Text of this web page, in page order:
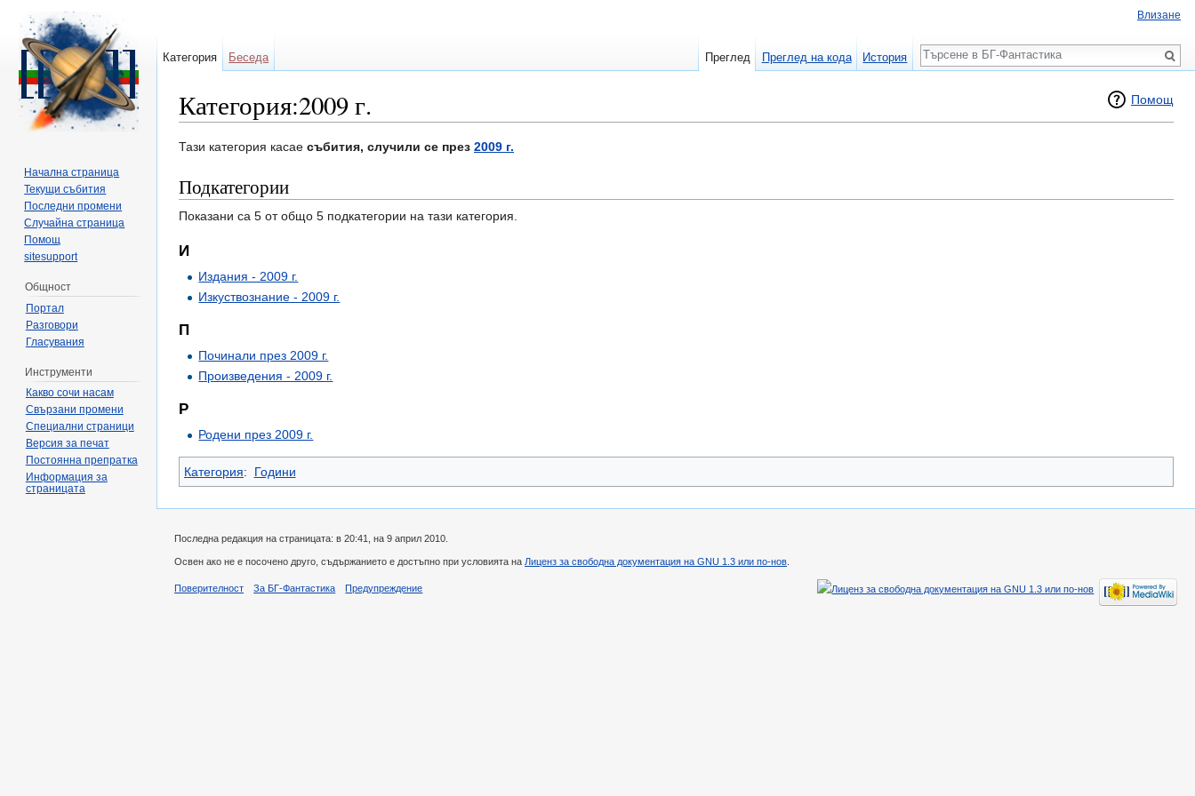
Помощ
Категория:2009 г.
Тази категория касае събития, случили се през 2009 г.
Подкатегории
Показани са 5 от общо 5 подкатегории на тази категория.
И
Издания - 2009 г.
Изкуствознание - 2009 г.
П
Починали през 2009 г.
Произведения - 2009 г.
Р
Родени през 2009 г.
Категория: Години
Влизане
Категория Беседа Преглед Преглед на кода История
Търсене
Начална страница
Текущи събития
Последни промени
Случайна страница
Помощ
sitesupport
Общност
Портал
Разговори
Гласувания
Инструменти
Какво сочи насам
Свързани промени
Специални страници
Версия за печат
Постоянна препратка
Информация за
страницата
Последна редакция на страницата: в 20:41, на 9 април 2010.
Освен ако не е посочено друго, съдържанието е достъпно при условията на Лиценз за свободна документация на GNU 1.3 или по-нов
Поверителност За БГ-Фантастика Предупреждение